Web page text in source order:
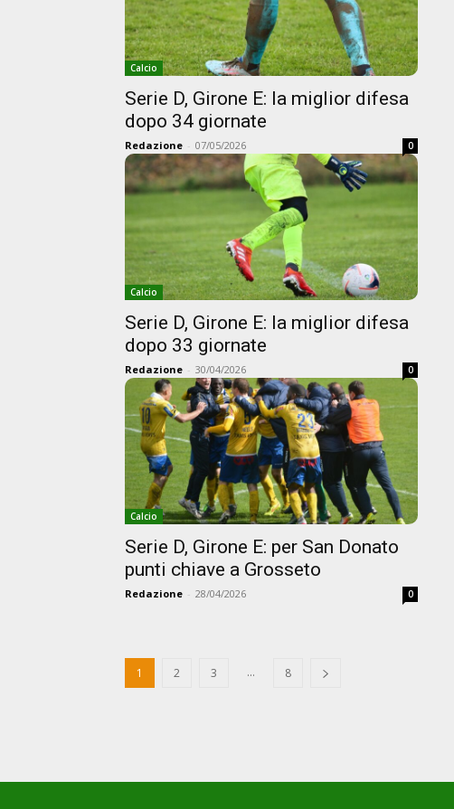
Calcio
Serie D, Girone E: la miglior difesa
dopo 34 giornate
Redazione - 07/05/2026 0
Calcio
Serie D, Girone E: la miglior difesa
dopo 33 giornate
Redazione - 30/04/2026 0
Calcio
Serie D, Girone E: per San Donato
punti chiave a Grosseto
Redazione - 28/04/2026 0
1 2 3 ... 8